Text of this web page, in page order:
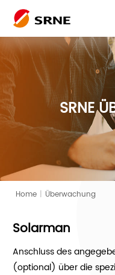
SRNE
Home | Überwachung
Solarman
Anschluss des
(optional) über die